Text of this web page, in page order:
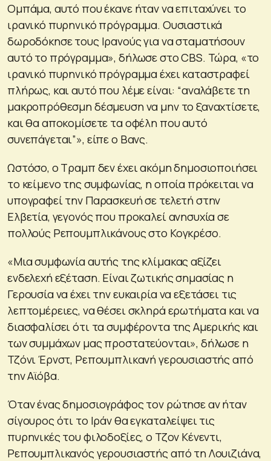
Ομπάμα, αυτό που έκανε ήταν να επιταχύνει το
ιρανικό πυρηνικό πρόγραμμα. Ουσιαστικά
δωροδόκησε τους Ιρανούς για να σταματήσουν
αυτό το πρόγραμμα», δήλωσε στο CBS. Τώρα, «το
ιρανικό πυρηνικό πρόγραμμα έχει καταστραφεί
πλήρως, και αυτό που λέμε είναι: “αναλάβετε τη
μακροπρόθεσμη δέσμευση να μην το ξαναχτίσετε,
και θα αποκομίσετε τα οφέλη που αυτό
συνεπάγεται”», είπε ο Βανς.
Ωστόσο, ο Τραμπ δεν έχει ακόμη δημοσιοποιήσει
το κείμενο της συμφωνίας, η οποία πρόκειται να
υπογραφεί την Παρασκευή σε τελετή στην
Ελβετία, γεγονός που προκαλεί ανησυχία σε
πολλούς Ρεπουμπλικάνους στο Κογκρέσο.
«Μια συμφωνία αυτής της κλίμακας αξίζει
ενδελεχή εξέταση. Είναι ζωτικής σημασίας η
Γερουσία να έχει την ευκαιρία να εξετάσει τις
λεπτομέρειες, να θέσει σκληρά ερωτήματα και να
διασφαλίσει ότι τα συμφέροντα της Αμερικής και
των συμμάχων μας προστατεύονται», δήλωσε η
Τζόνι Έρνστ, Ρεπουμπλικανή γερουσιαστής από
την Αϊόβα.
Όταν ένας δημοσιογράφος τον ρώτησε αν ήταν
σίγουρος ότι το Ιράν θα εγκαταλείψει τις
πυρηνικές του φιλοδοξίες, ο Τζον Κένεντι,
Ρεπουμπλικανός γερουσιαστής από τη Λουιζιάνα,